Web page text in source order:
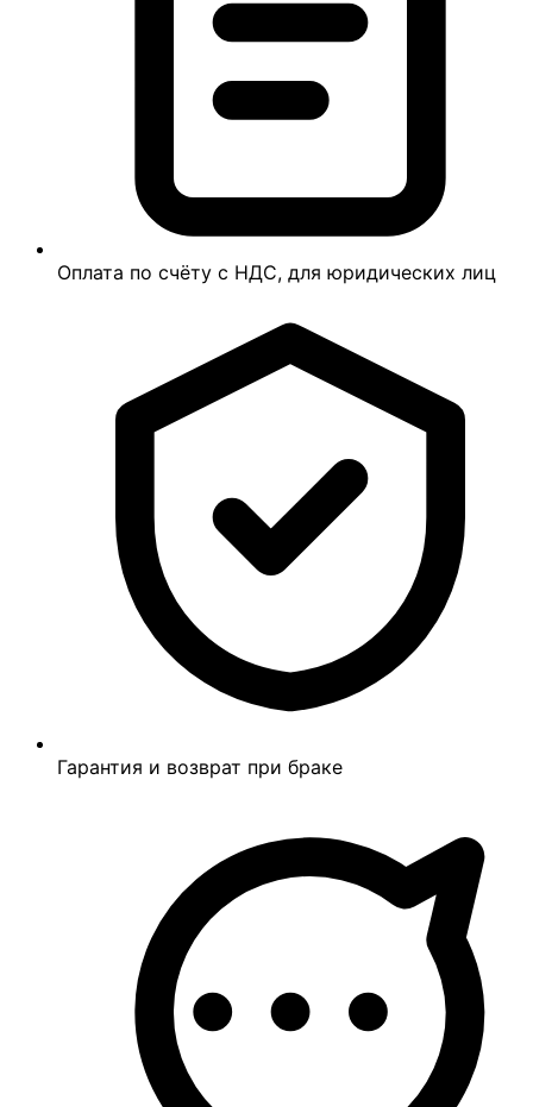
Оплата по счёту с НДС, для юридических лиц
Гарантия и возврат при браке